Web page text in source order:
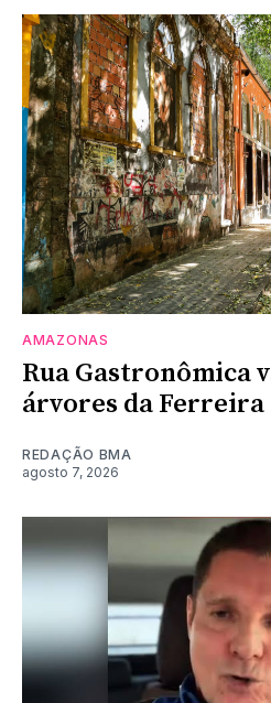
AMAZONAS
Rua Gastronômica
árvores da Ferreira
REDAÇÃO BMA
agosto 7, 2026